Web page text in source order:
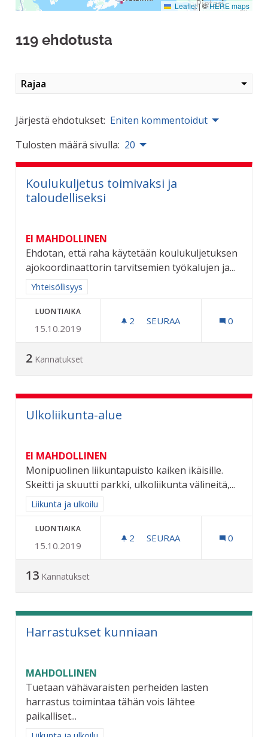
Leaflet|©HERE maps
119 ehdotusta
Rajaa
Järjestä ehdotukset: Eniten kommentoidut
Tulosten määrä sivulla: 20
Koulukuljetus toimivaksi ja
taloudelliseksi
EI MAHDOLLINEN
Ehdotan, että raha käytetään koulukuljetuksen
ajokoordinaattorin tarvitsemien työkalujen ja...
Rajaa tulokset aihepiirin mukaan: Yhteisöllisyys
Yhteisöllisyys
LUONTIAIKA
15.10.2019
2 2 SEURAAJAA
SEURAA 0
2 Kannatukset
Ulkoliikunta-alue
EI MAHDOLLINEN
Monipuolinen liikuntapuisto kaiken ikäisille.
Skeitti ja skuutti parkki, ulkoliikunta välineitä,...
Rajaa tulokset aihepiirin mukaan: Liikunta ja ulkoilu
Liikunta ja ulkoilu
LUONTIAIKA
15.10.2019
2 2 SEURAAJAA
SEURAA 0
13 Kannatukset
Harrastukset kunniaan
MAHDOLLINEN
Tuetaan vähävaraisten perheiden lasten
harrastus toimintaa tähän vois lähtee
paikalliset...